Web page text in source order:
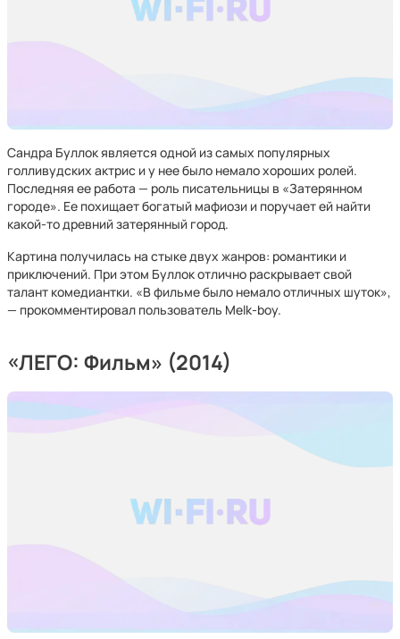
Сандра Буллок является одной из самых популярных
голливудских актрис и у нее было немало хороших ролей.
Последняя ее работа — роль писательницы в «Затерянном
городе». Ее похищает богатый мафиози и поручает ей найти
какой-то древний затерянный город.
Картина получилась на стыке двух жанров: романтики и
приключений. При этом Буллок отлично раскрывает свой
талант комедиантки. «В фильме было немало отличных шуток»,
— прокомментировал пользователь Melk-boy.
«ЛЕГО: Фильм» (2014)